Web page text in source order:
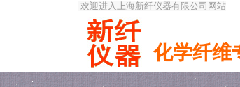
欢迎进入上海新纤仪器有限公司网站
化学纤维